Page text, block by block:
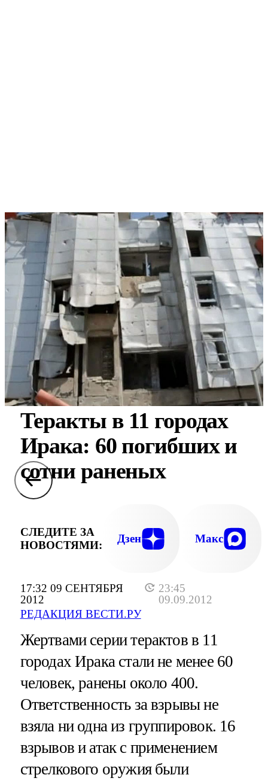
17:32 09 СЕНТЯБРЯ
2012
23:45
09.09.2012
РЕДАКЦИЯ ВЕСТИ.РУ
Теракты в 11 городах
Ирака: 60 погибших и
сотни раненых
СЛЕДИТЕ ЗА
НОВОСТЯМИ:
Дзен Макс
Жертвами серии терактов в 11
городах Ирака стали не менее 60
человек, ранены около 400.
Ответственность за взрывы не
взяла ни одна из группировок. 16
взрывов и атак с применением
стрелкового оружия были